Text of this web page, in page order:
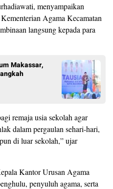
menyampaikan
Agama Kecamatan
langsung kepada para
Makassar,
remaja usia sekolah agar
dalam pergaulan sehari-hari,
di luar sekolah,” ujar
Kantor Urusan Agama
penyuluh agama, serta